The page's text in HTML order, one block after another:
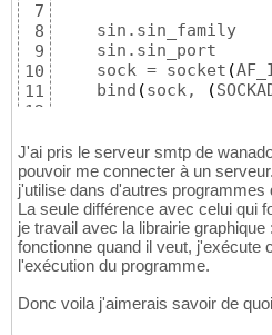
7
8
9
10
11
12
14
15
16
17
18
19
    sin.sin_family		= AF_INET;
    sock = socket
(
    bind
(sock, (
char* msg1 = "Un
int retour = send(
char problem =
         closesocket
(
     WSACleanup
();
J'ai pris le serveur smtp de
pouvoir me connecter à un
j'utilise dans d'autres programmes
La seule différence avec celui qui
je travail avec la librairie
fonctionne quand il veut, j'exécute
l'exécution du programme.
Donc voila j'aimerais savoir de